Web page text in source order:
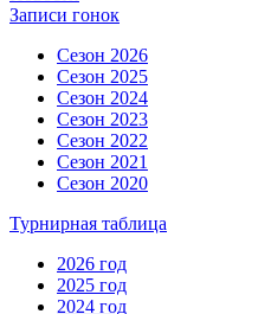
Записи гонок
Сезон 2026
Сезон 2025
Сезон 2024
Сезон 2023
Сезон 2022
Сезон 2021
Сезон 2020
Турнирная таблица
2026 год
2025 год
2024 год